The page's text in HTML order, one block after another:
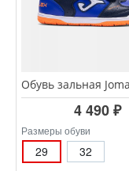
4 490 ₽
Размеры обуви
29 32